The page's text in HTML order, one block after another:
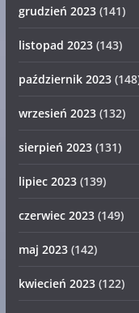
grudzień 2023(141)
listopad 2023(143)
październik 2023
wrzesień 2023(132)
sierpień 2023(131)
lipiec 2023(139)
czerwiec 2023(149)
maj 2023(142)
kwiecień 2023(122)